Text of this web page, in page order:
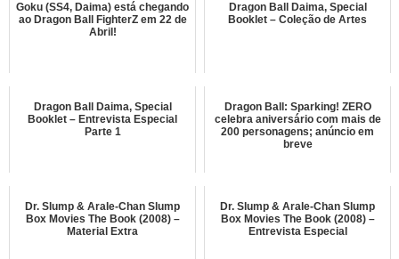
Goku (SS4, Daima) está chegando
ao Dragon Ball FighterZ em 22 de
Abril!
Dragon Ball Daima, Special
Booklet – Coleção de Artes
Dragon Ball Daima, Special
Booklet – Entrevista Especial
Parte 1
Dragon Ball: Sparking! ZERO
celebra aniversário com mais de
200 personagens; anúncio em
breve
Dr. Slump & Arale-Chan Slump
Box Movies The Book (2008) –
Material Extra
Dr. Slump & Arale-Chan Slump
Box Movies The Book (2008) –
Entrevista Especial